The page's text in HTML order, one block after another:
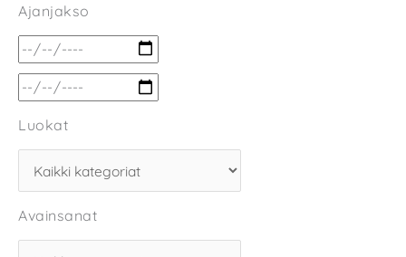
Ajanjakso
Luokat
Avainsanat